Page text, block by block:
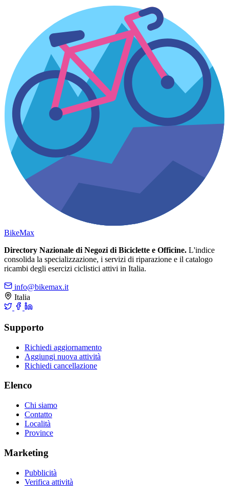
BikeMax
Directory Nazionale di Negozi di Biciclette e Officine. L'indice
consolida la specializzazione, i servizi di riparazione e il catalogo
ricambi degli esercizi ciclistici attivi in Italia.
info@bikemax.it
Italia
Supporto
Richiedi aggiornamento
Aggiungi nuova attività
Richiedi cancellazione
Elenco
Chi siamo
Contatto
Località
Province
Marketing
Pubblicità
Verifica attività